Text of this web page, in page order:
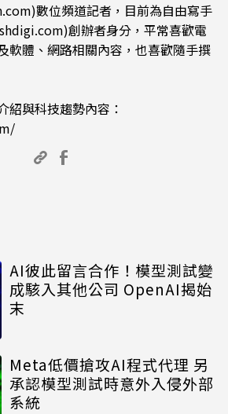
數位頻道記者，目前為自由寫手
創辦者身分，平常喜歡電
軟體、網路相關內容，也喜歡隨手撰
紹與科技趨勢內容：
AI彼此留言合作！模型測試變
成駭入其他公司 OpenAI揭始
末
Meta低價搶攻AI程式代理 另
承認模型測試時意外入侵外部
系統